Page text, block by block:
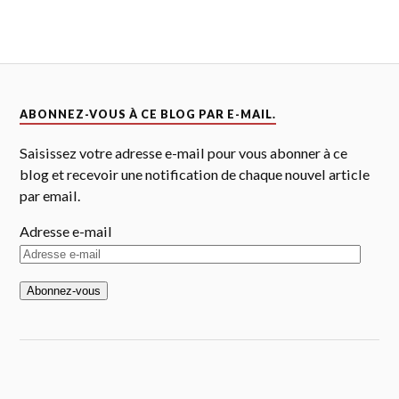
ABONNEZ-VOUS À CE BLOG PAR E-MAIL.
Saisissez votre adresse e-mail pour vous abonner à ce
blog et recevoir une notification de chaque nouvel article
par email.
Adresse e-mail